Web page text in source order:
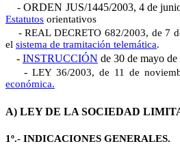
-ORDEN JUS/1445/2003, 4 de
Estatutos orientativos
-REAL DECRETO 682/2003, de 7
el sistema de tramitación telemática.
- INSTRUCCIÓN de 30 de mayo
- LEY 36/2003, de 11 de
económica.
A) LEY DE LA SOCIEDAD
1º.- INDICACIONES GENERALES.